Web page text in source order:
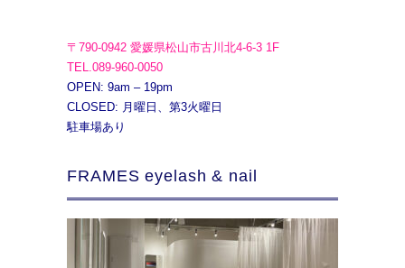
〒790-0942 愛媛県松山市古川北4-6-3 1F
TEL.089-960-0050
OPEN: 9am – 19pm
CLOSED: 月曜日、第3火曜日
駐車場あり
FRAMES eyelash & nail